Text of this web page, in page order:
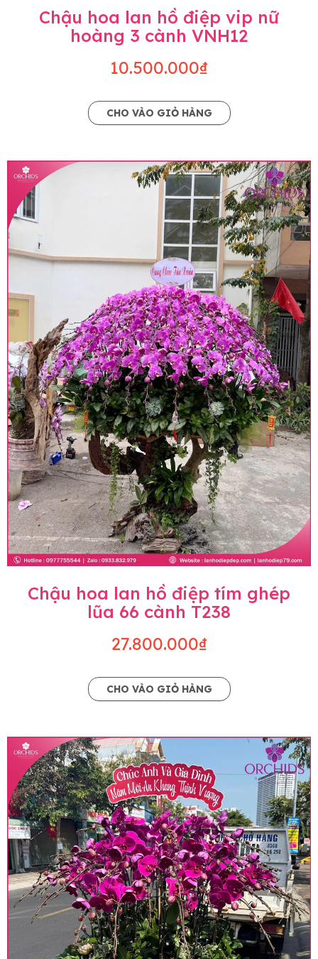
Chậu hoa lan hồ điệp vip nữ
hoàng 3 cành VNH12
10.500.000₫
CHO VÀO GIỎ HÀNG
Chậu hoa lan hồ điệp tím ghép
lũa 66 cành T238
27.800.000₫
CHO VÀO GIỎ HÀNG